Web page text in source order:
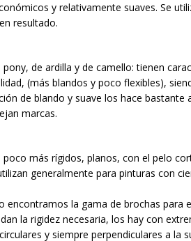
y relativamente suaves. Se
resultado.
pony, de ardilla y de camello: tienen
(más blandos y poco flexibles),
de blando y suave los hace bastante
marcas.
poco más rígidos, planos, con el pelo
generalmente para pinturas con
encontramos la gama de brochas para
la rigidez necesaria, los hay con
y siempre perpendiculares a la